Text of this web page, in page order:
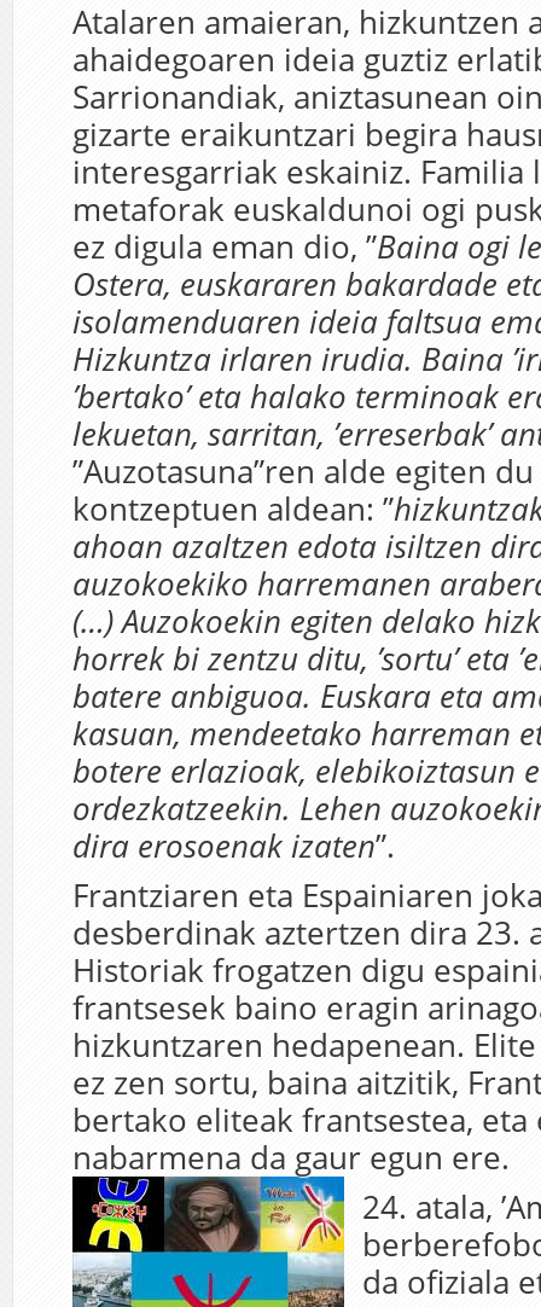
Atalaren amaieran, hizkuntzen
ahaidegoaren ideia guztiz
Sarrionandiak, aniztasunean
gizarte eraikuntzari begira
interesgarriak eskainiz.
metaforak euskaldunoi ogi
ez digula eman dio, ”Baina ogi
Ostera, euskararen bakardade
isolamenduaren ideia faltsua
Hizkuntza irlaren irudia. Baina
’bertako’ eta halako terminoak
lekuetan, sarritan, ’erreserbak’
”Auzotasuna”ren alde egiten
kontzeptuen aldean: ”
ahoan azaltzen edota isiltzen
auzokoekiko harremanen
(…) Auzokoekin egiten delako
horrek bi zentzu ditu, ’sortu’ eta
batere anbiguoa. Euskara eta
kasuan, mendeetako harreman
botere erlazioak, elebikoiztasun
ordezkatzeekin. Lehen
dira erosoenak izaten”.
Frantziaren eta Espainiaren
desberdinak aztertzen dira 23.
Historiak frogatzen digu
frantsesek baino eragin
hizkuntzaren hedapenean.
ez zen sortu, baina aitzitik,
bertako eliteak frantsestea,
nabarmena da gaur egun ere.
24. atala,
da ofiziala